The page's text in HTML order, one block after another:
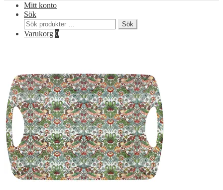
Mitt konto
Sök
Sök
efter:
Sök
Varukorg 0